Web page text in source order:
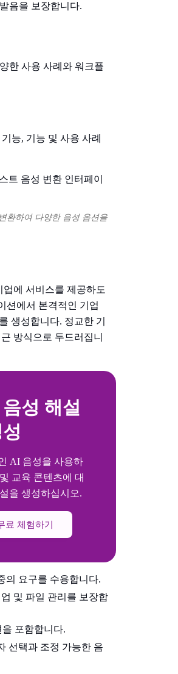
음을 보장합니다.
한 사용 사례와 워크플
능, 기능 및 사용 사례
환하여 다양한 음성 옵션을
업에 서비스를 제공하도
션에서 본격적인 기업
생성합니다. 정교한 기
방식으로 두드러집니
성 해설
AI 음성을 사용하
교육 콘텐츠에 대
을 생성하십시오.
료 체험하기
의 요구를 수용합니다.
및 파일 관리를 보장합
포함합니다.
선택과 조정 가능한 음